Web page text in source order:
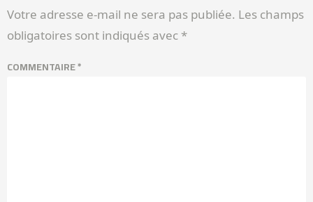
Votre adresse e-mail ne sera pas publiée. Les champs
obligatoires sont indiqués avec *
COMMENTAIRE*